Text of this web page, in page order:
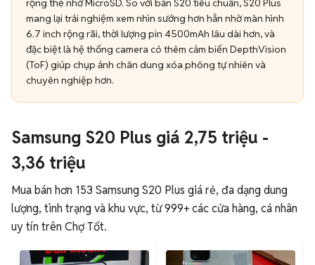
rộng thẻ nhớ MicroSD. So với bản S20 tiêu chuẩn, S20 Plus
mang lại trải nghiệm xem nhìn sướng hơn hẳn nhờ màn hình
6.7 inch rộng rãi, thời lượng pin 4500mAh lâu dài hơn, và
đặc biệt là hệ thống camera có thêm cảm biến DepthVision
(ToF) giúp chụp ảnh chân dung xóa phông tự nhiên và
chuyên nghiệp hơn.
Samsung S20 Plus giá 2,75 triệu -
3,36 triệu
Mua bán hơn 153 Samsung S20 Plus giá rẻ, đa dạng dung
lượng, tình trạng và khu vực, từ 999+ các cửa hàng, cá nhân
uy tín trên Chợ Tốt.